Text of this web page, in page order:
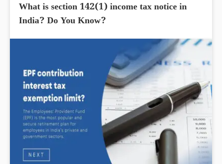
What is section 142(1) income tax notice in
India? Do You Know?